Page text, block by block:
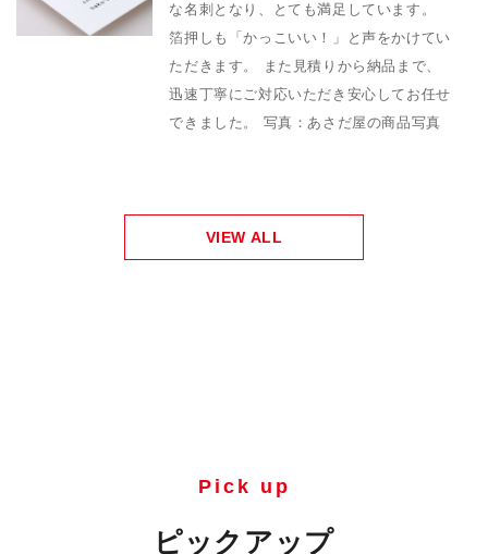
な名刺となり、とても満足しています。
箔押しも「かっこいい！」と声をかけてい
ただきます。 また見積りから納品まで、
迅速丁寧にご対応いただき安心してお任せ
できました。 写真：あさだ屋の商品写真
VIEW ALL
Pick up
ピックアップ